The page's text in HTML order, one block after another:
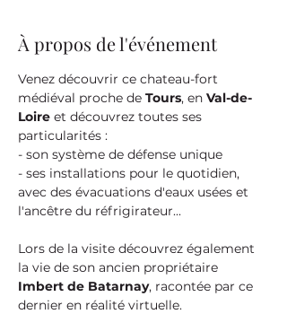
À propos de l'événement
Venez découvrir ce chateau-fort
médiéval proche de Tours, en Val-de-
Loire et découvrez toutes ses
particularités :
- son système de défense unique
- ses installations pour le quotidien,
avec des évacuations d'eaux usées et
l'ancêtre du réfrigirateur...
Lors de la visite découvrez également
la vie de son ancien propriétaire
Imbert de Batarnay, racontée par ce
dernier en réalité virtuelle.